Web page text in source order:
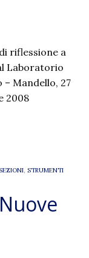
riflessione a
Laboratorio
– Mandello, 27
2008
STRUMENTI